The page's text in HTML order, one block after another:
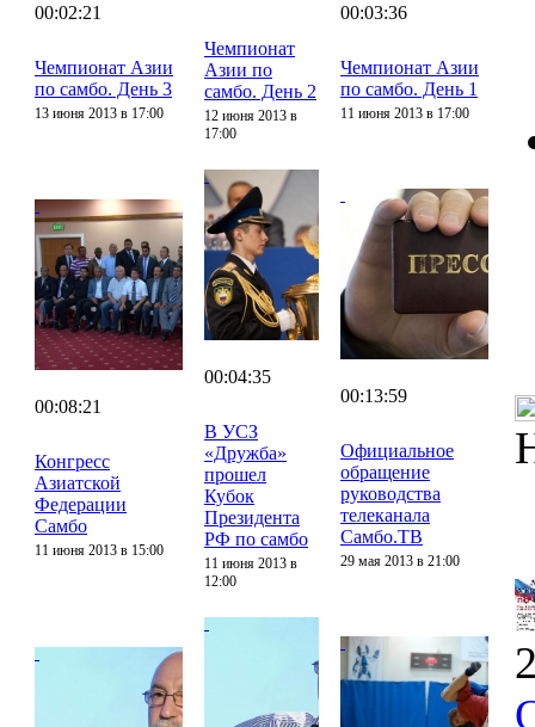
00:02:21
Чемпионат Азии
по самбо. День 3
13 июня 2013 в 17:00
Чемпионат
Азии по
самбо. День 2
12 июня 2013 в
17:00
00:03:36
Чемпионат Азии
по самбо. День 1
11 июня 2013 в 17:00
00:08:21
Конгресс
Азиатской
Федерации
Самбо
11 июня 2013 в 15:00
00:04:35
В УСЗ
«Дружба»
прошел
Кубок
Президента
РФ по самбо
11 июня 2013 в
12:00
00:13:59
Официальное
обращение
руководства
телеканала
Самбо.ТВ
29 мая 2013 в 21:00